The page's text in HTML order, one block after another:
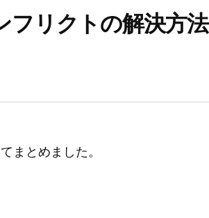
フリクトの解決方法
まとめました。